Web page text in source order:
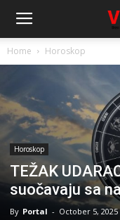
Home Horoskop
Horoskop
TEŽAK
suočavaju sa
By Portal - October 5, 2025